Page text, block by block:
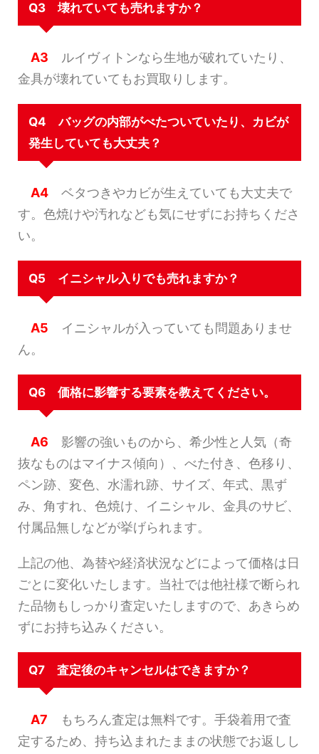
Q3 壊れていても売れますか？
A3 ルイヴィトンなら生地が破れていたり、
金具が壊れていてもお買取りします。
Q4 バッグの内部がべたついていたり、カビが
発生していても大丈夫？
A4 ベタつきやカビが生えていても大丈夫で
す。色焼けや汚れなども気にせずにお持ちくださ
い。
Q5 イニシャル入りでも売れますか？
A5 イニシャルが入っていても問題ありませ
ん。
Q6 価格に影響する要素を教えてください。
A6 影響の強いものから、希少性と人気（奇
抜なものはマイナス傾向）、べた付き、色移り、
ペン跡、変色、水濡れ跡、サイズ、年式、黒ず
み、角すれ、色焼け、イニシャル、金具のサビ、
付属品無しなどが挙げられます。
上記の他、為替や経済状況などによって価格は日
ごとに変化いたします。当社では他社様で断られ
た品物もしっかり査定いたしますので、あきらめ
ずにお持ち込みください。
Q7 査定後のキャンセルはできますか？
A7 もちろん査定は無料です。手袋着用で査
定するため、持ち込まれたままの状態でお返しし